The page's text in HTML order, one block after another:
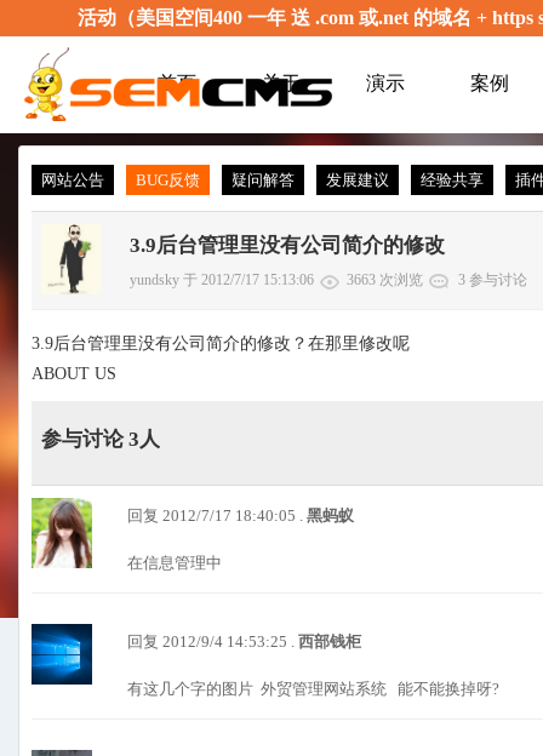
活动（美国空间400 一年 送 .com 或.net 的域名 +
首页 关于 演示 案例
网站公告 BUG反馈 疑问解答 发展建议 经验共享 插
3.9后台管理里没有公司简介的修改
yundsky 于 2012/7/17 15:13:06 3663 次浏览 3 参与讨论
3.9后台管理里没有公司简介的修改？在那里修改呢
ABOUT US
参与讨论 3人
回复 2012/7/17 18:40:05 .黑蚂蚁
在信息管理中
回复 2012/9/4 14:53:25 .西部钱柜
有这几个字的图片 外贸管理网站系统 能不能换掉呀?